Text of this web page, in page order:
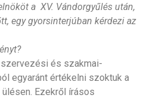
a XV. Vándorgyűlés után,
egy gyorsinterjúban kérdezi az
és szakmai-
egyaránt értékelni szoktuk a
Ezekről írásos